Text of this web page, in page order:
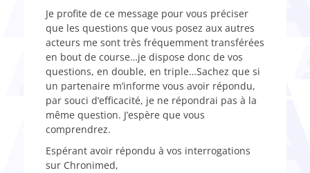
Je profite de ce message pour vous préciser
que les questions que vous posez aux autres
acteurs me sont très fréquemment transférées
en bout de course…je dispose donc de vos
questions, en double, en triple…Sachez que si
un partenaire m’informe vous avoir répondu,
par souci d’efficacité, je ne répondrai pas à la
même question. J’espère que vous
comprendrez.
Espérant avoir répondu à vos interrogations
sur Chronimed,